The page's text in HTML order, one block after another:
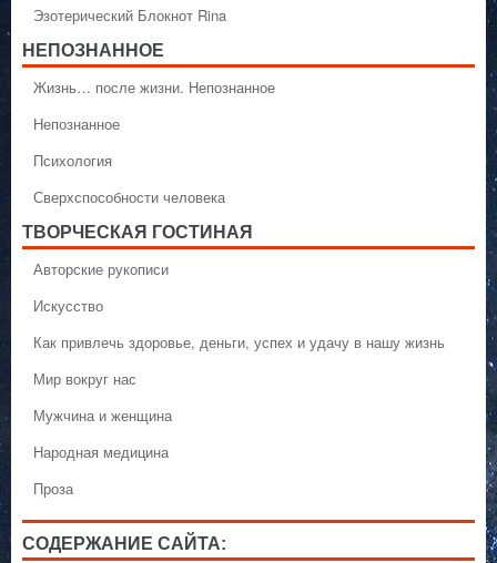
Эзотерический Блокнот Rina
НЕПОЗНАННОЕ
Жизнь… после жизни. Непознанное
Непознанное
Психология
Сверхспособности человека
ТВОРЧЕСКАЯ ГОСТИНАЯ
Авторские рукописи
Искусство
Как привлечь здоровье, деньги, успех и удачу в нашу жизнь
Мир вокруг нас
Мужчина и женщина
Народная медицина
Проза
СОДЕРЖАНИЕ САЙТА: